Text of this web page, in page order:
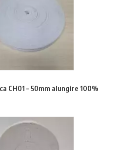
CH01 – 50mm alungire 100%